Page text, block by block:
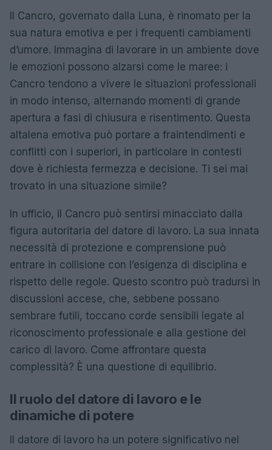
Il Cancro, governato dalla Luna, è rinomato per la
sua natura emotiva e per i frequenti cambiamenti
d’umore. Immagina di lavorare in un ambiente dove
le emozioni possono alzarsi come le maree: i
Cancro tendono a vivere le situazioni professionali
in modo intenso, alternando momenti di grande
apertura a fasi di chiusura e risentimento. Questa
altalena emotiva può portare a fraintendimenti e
conflitti con i superiori, in particolare in contesti
dove è richiesta fermezza e decisione. Ti sei mai
trovato in una situazione simile?
In ufficio, il Cancro può sentirsi minacciato dalla
figura autoritaria del datore di lavoro. La sua innata
necessità di protezione e comprensione può
entrare in collisione con l’esigenza di disciplina e
rispetto delle regole. Questo scontro può tradursi in
discussioni accese, che, sebbene possano
sembrare futili, toccano corde sensibili legate al
riconoscimento professionale e alla gestione del
carico di lavoro. Come affrontare questa
complessità? È una questione di equilibrio.
Il ruolo del datore di lavoro e le
dinamiche di potere
Il datore di lavoro ha un potere significativo nel